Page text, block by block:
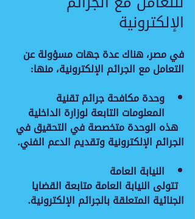
الإلكترونية
في مصر، هناك عدة جهات مسؤولة عن
التعامل مع الجرائم الإلكترونية، منها:
وحدة مكافحة جرائم تقنية
المعلومات التابعة لوزارة الداخلية
  هذه الوحدة متخصصة في التحقيق في
الجرائم الإلكترونية وتقديم الدعم الفني.
النيابة العامة
  تتولى النيابة العامة متابعة القضايا
الجنائية المتعلقة بالجرائم الإلكترونية.